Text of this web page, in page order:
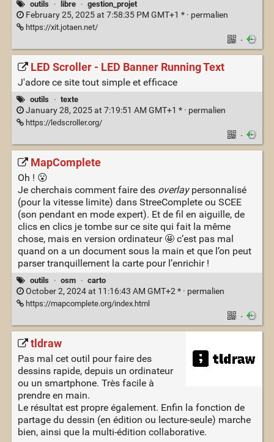
outils · libre · gestion_projet
February 25, 2025 at 7:58:35 PM GMT+1 * · permalien
https://xit.jotaen.net/
·
LED Scroller - LED Banner Running Text
J'adore ce site tout simple et efficace
outils · texte
January 28, 2025 at 7:19:51 AM GMT+1 * · permalien
https://ledscroller.org/
·
MapComplete
Oh ! 😮
Je cherchais comment faire des overlaypersonnalisé
(pour la vitesse limite) dans StreeComplete ou SCEE
(son pendant en mode expert). Et de fil en aiguille, de
clics en clics je tombe sur ce site qui fait la même
chose, mais en version ordinateur 🤩 c’est pas mal
quand on a un document sous la main et que l’on peut
parser tranquillement la carte pour l’enrichir !
outils · osm · carto
October 2, 2024 at 11:16:43 AM GMT+2 * · permalien
https://mapcomplete.org/index.html
·
tldraw
Pas mal cet outil pour faire des
dessins rapide, depuis un ordinateur
ou un smartphone. Très facile à
prendre en main.
Le résultat est propre également. Enfin la fonction de
partage du dessin (en édition ou lecture-seule) marche
bien, ainsi que la multi-édition collaborative.